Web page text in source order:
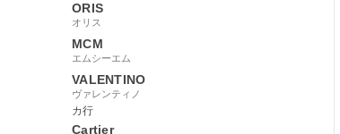
ORIS
オリス
MCM
エムシーエム
VALENTINO
ヴァレンティノ
カ行
Cartier